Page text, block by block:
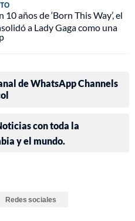
10 años de ‘Born This Way’, el
a Lady Gaga como una
de WhatsApp Channels
con toda la
y el mundo.
Redes sociales